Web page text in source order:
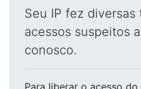
Seu IP fez
acessos suspeitos
conosco.
Para liberar o acesso do